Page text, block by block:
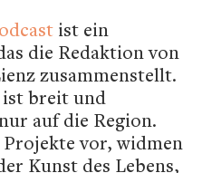
ist ein
die Redaktion von
zusammenstellt.
ist breit und
auf die Region.
vor, widmen
Kunst des Lebens,